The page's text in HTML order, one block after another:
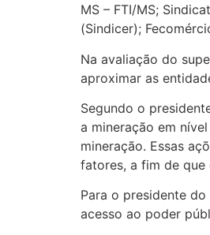
MS – FTI/MS;
(Sindicer);
Na avaliação do
aproximar as
Segundo o
a mineração em
mineração. Essas
fatores, a fim de que
Para o presidente
acesso ao poder